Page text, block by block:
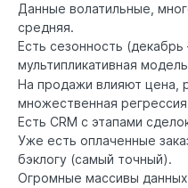
Данные волатильные,
средняя.
Есть сезонность
мультипликативная
На продажи влияют цена,
множественная
Есть CRM с этапами
Уже есть оплаченные
бэклогу (самый точный).
Огромные массивы